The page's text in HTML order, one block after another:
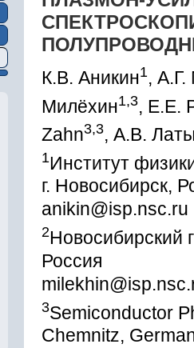
К.В. Аникин1,
Милёхин1,3, Е.Е.
Zahn3,3, А.В.
1Институт
г. Новосибирск,
anikin@isp.nsc.ru
2Новосибирский
Россия
3Semiconductor
Chemnitz,